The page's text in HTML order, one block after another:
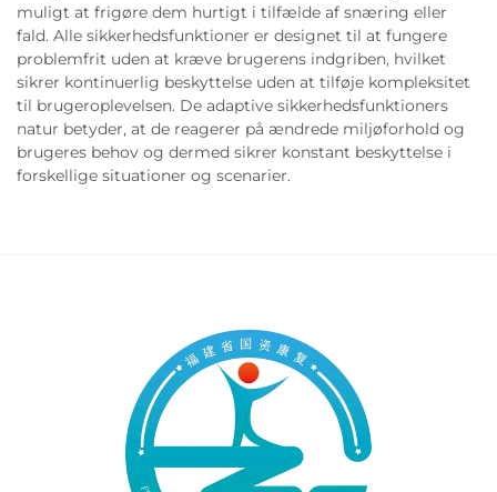
muligt at frigøre dem hurtigt i tilfælde af snæring eller
fald. Alle sikkerhedsfunktioner er designet til at fungere
problemfrit uden at kræve brugerens indgriben, hvilket
sikrer kontinuerlig beskyttelse uden at tilføje kompleksitet
til brugeroplevelsen. De adaptive sikkerhedsfunktioners
natur betyder, at de reagerer på ændrede miljøforhold og
brugeres behov og dermed sikrer konstant beskyttelse i
forskellige situationer og scenarier.